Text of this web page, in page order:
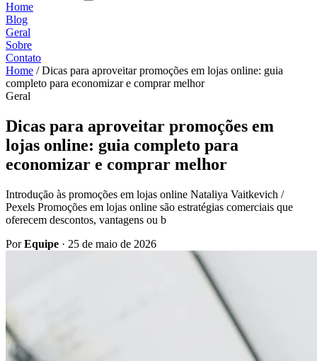
Home
Blog
Geral
Sobre
Contato
Home / Dicas para aproveitar promoções em lojas online: guia
completo para economizar e comprar melhor
Geral
Dicas para aproveitar promoções em
lojas online: guia completo para
economizar e comprar melhor
Introdução às promoções em lojas online Nataliya Vaitkevich /
Pexels Promoções em lojas online são estratégias comerciais que
oferecem descontos, vantagens ou b
PorEquipe · 25 de maio de 2026